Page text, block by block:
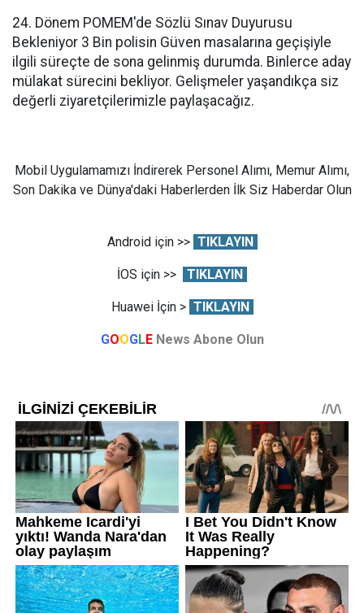
24. Dönem POMEM'de Sözlü Sınav Duyurusu
Bekleniyor 3 Bin polisin Güven masalarına geçişiyle
ilgili süreçte de sona gelinmiş durumda. Binlerce aday
mülakat sürecini bekliyor. Gelişmeler yaşandıkça siz
değerli ziyaretçilerimizle paylaşacağız.
Mobil Uygulamamızı İndirerek Personel Alımı, Memur Alımı,
Son Dakika ve Dünya'daki Haberlerden İlk Siz Haberdar Olun
Android için >> TIKLAYIN
İOS için >> TIKLAYIN
Huawei İçin > TIKLAYIN
GOOGLE News Abone Olun